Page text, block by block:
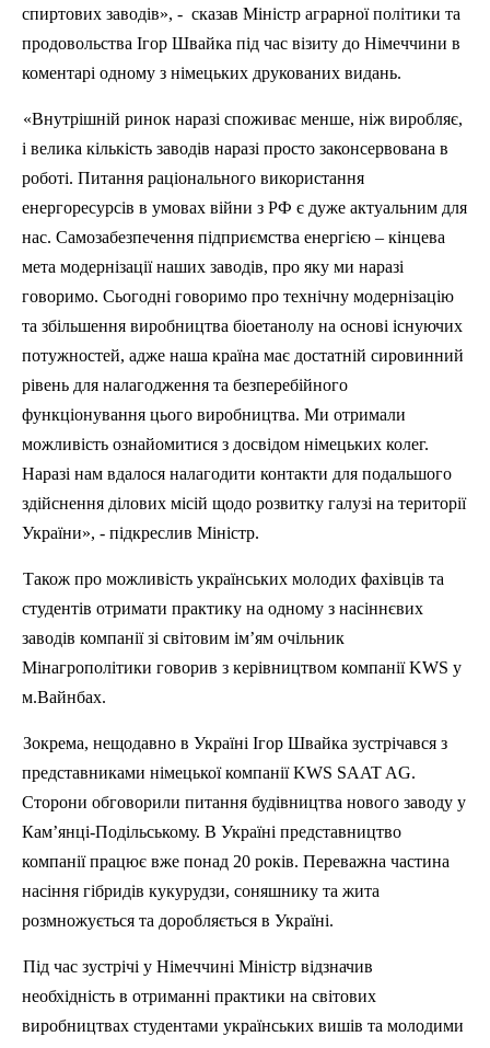
спиртових заводів», - сказав Міністр аграрної політики та
продовольства Ігор Швайка під час візиту до Німеччини в
коментарі одному з німецьких друкованих видань.
«Внутрішній ринок наразі споживає менше, ніж виробляє,
і велика кількість заводів наразі просто законсервована в
роботі. Питання раціонального використання
енергоресурсів в умовах війни з РФ є дуже актуальним для
нас. Самозабезпечення підприємства енергією – кінцева
мета модернізації наших заводів, про яку ми наразі
говоримо. Сьогодні говоримо про технічну модернізацію
та збільшення виробництва біоетанолу на основі існуючих
потужностей, адже наша країна має достатній сировинний
рівень для налагодження та безперебійного
функціонування цього виробництва. Ми отримали
можливість ознайомитися з досвідом німецьких колег.
Наразі нам вдалося налагодити контакти для подальшого
здійснення ділових місій щодо розвитку галузі на території
України», - підкреслив Міністр.
Також про можливість українських молодих фахівців та
студентів отримати практику на одному з насіннєвих
заводів компанії зі світовим ім’ям очільник
Мінагрополітики говорив з керівництвом компаніїKWS у
м.Вайнбах.
Зокрема, нещодавно в Україні Ігор Швайка зустрічався з
представниками німецької компаніїKWS SAAT AG.
Сторони обговорили питання будівництва нового заводу у
Кам’янці-Подільському. В Україні представництво
компанії працює вже понад 20 років. Переважна частина
насіння гібридів кукурудзи, соняшнику та жита
розмножується та доробляється в Україні.
Під час зустрічі у Німеччині Міністр відзначив
необхідність в отриманні практики на світових
виробництвах студентами українських вишів та молодими